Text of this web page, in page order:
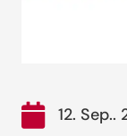
12. Sep..